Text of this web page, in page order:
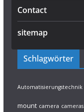
Contact
sitemap
Schlagwörter
Automatisierungstechnik
mount camera cameras